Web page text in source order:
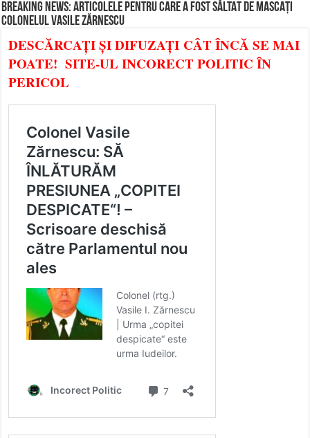
BREAKING NEWS: ARTICOLELE PENTRU CARE A FOST SĂLTAT DE MASCAȚI
COLONELUL VASILE ZĂRNESCU
DESCĂRCAȚI ȘI DIFUZAȚI CÂT ÎNCĂ SE MAI
POATE! SITE-UL INCORECT POLITIC ÎN
PERICOL